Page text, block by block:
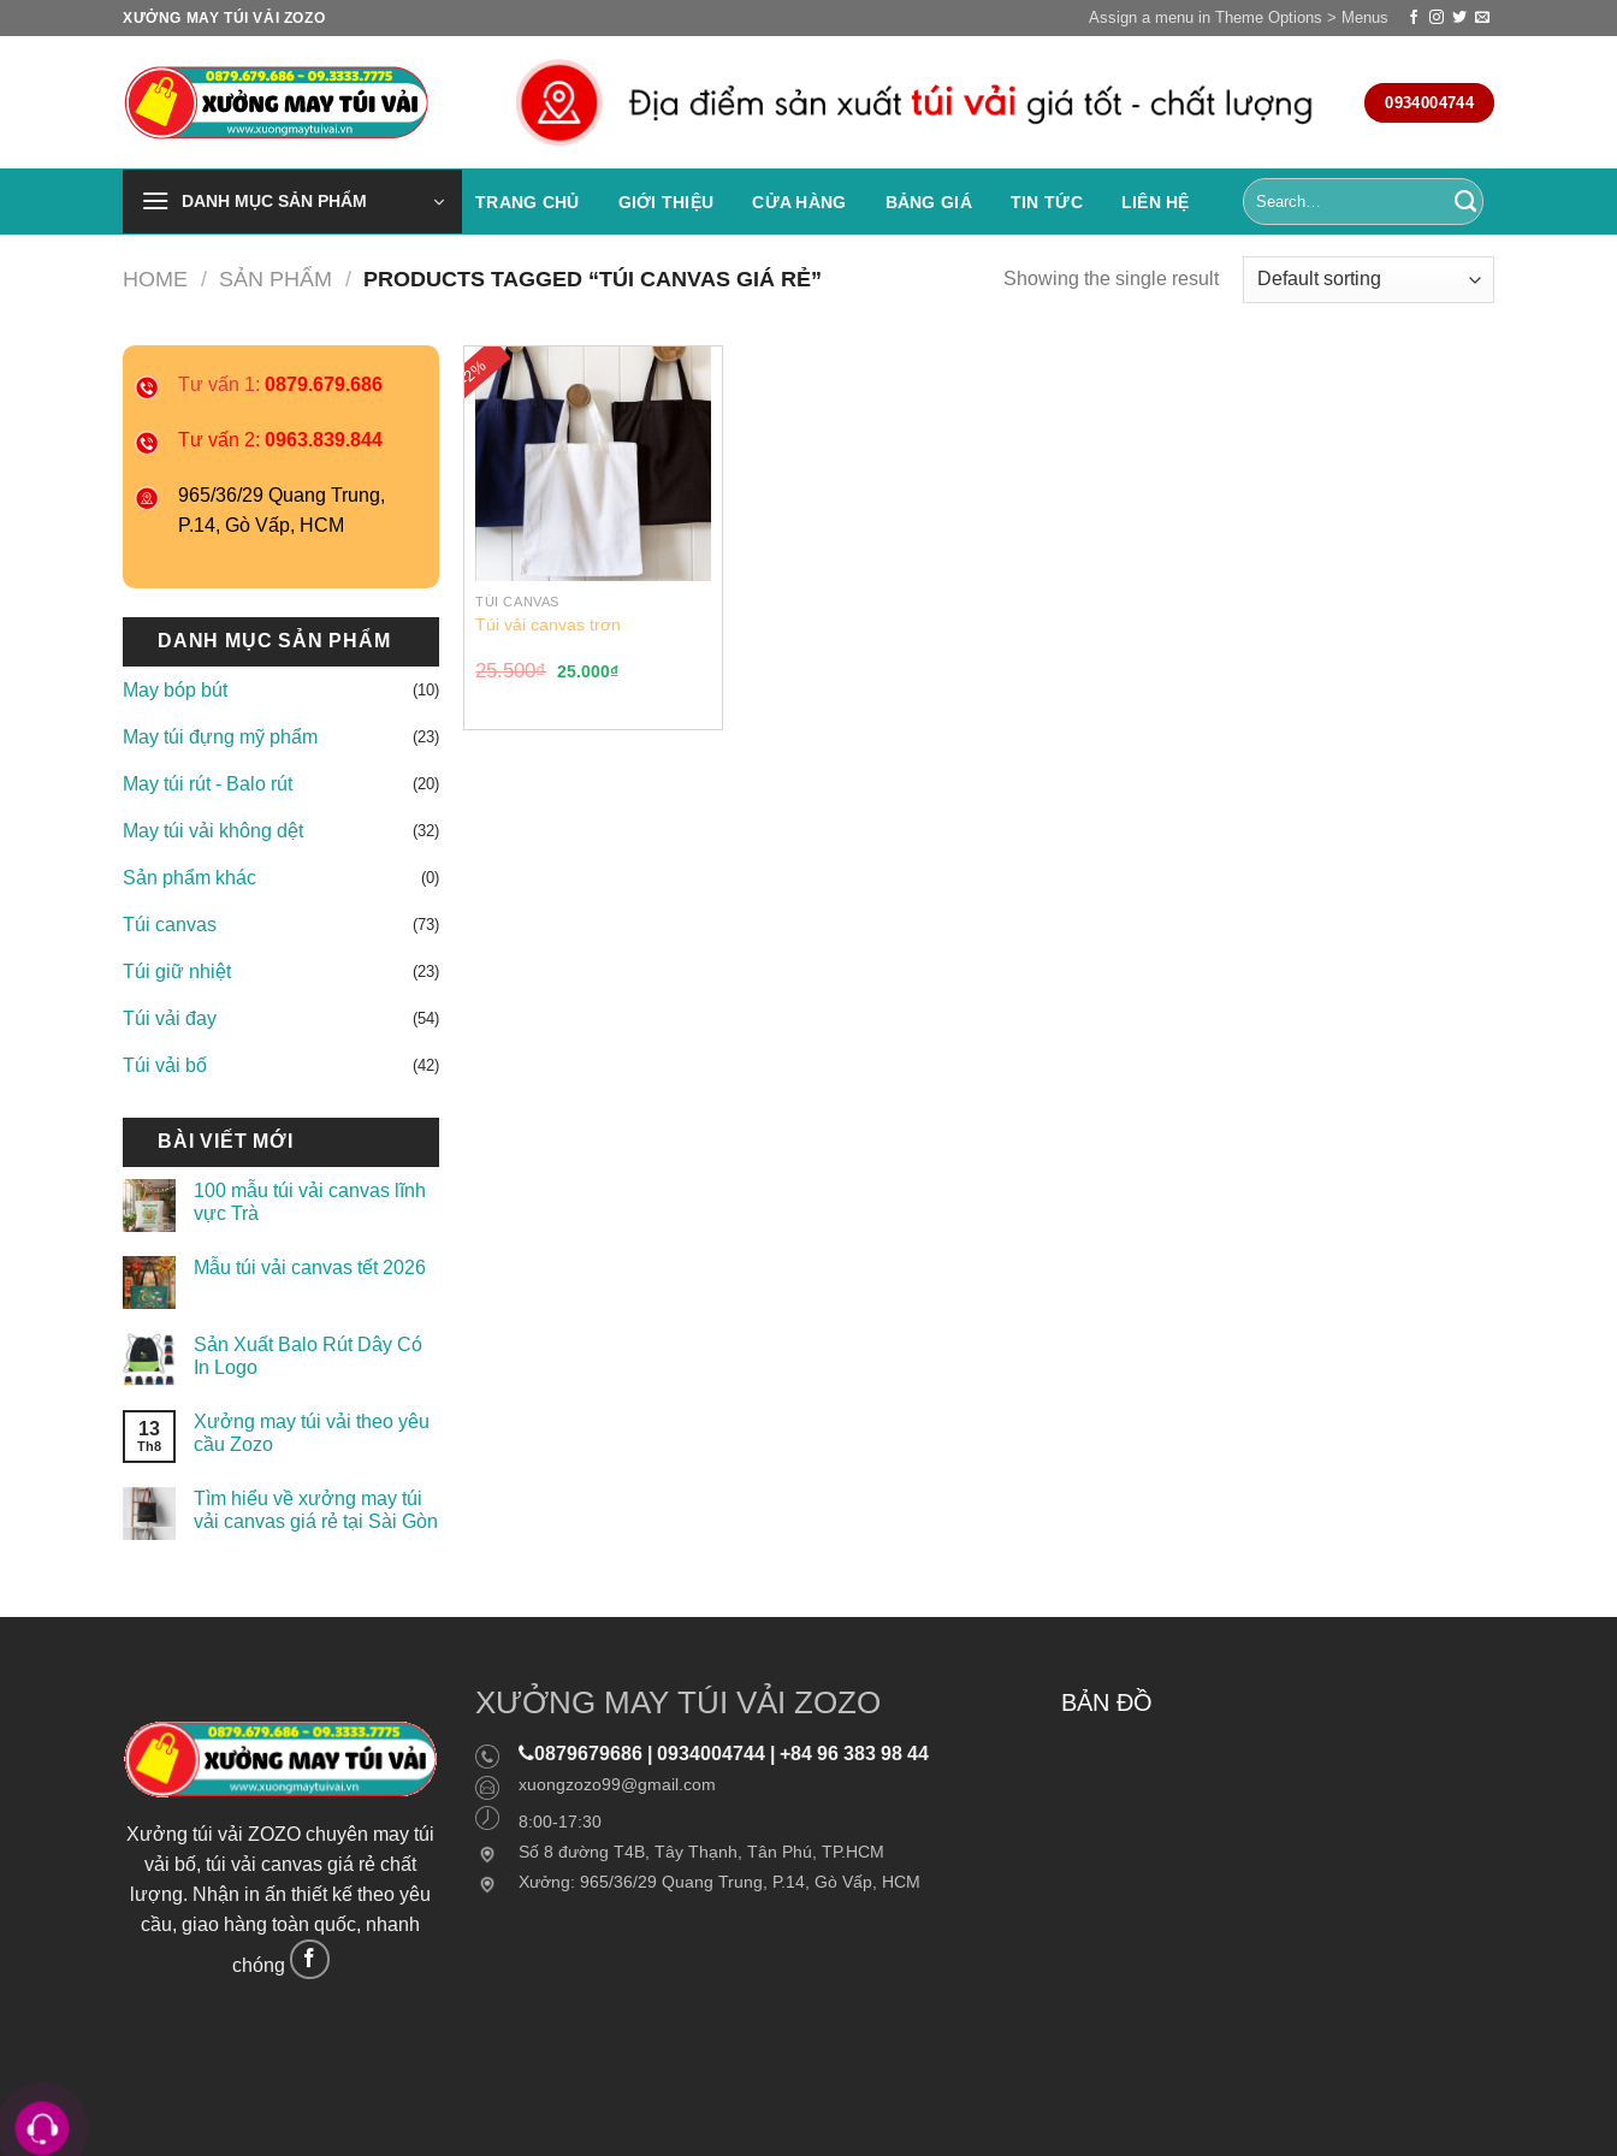
XƯỞNG MAY TÚI VẢI ZOZO Assign a menu in Theme Options > Menus
0934004744
DANH MỤC SẢN PHẨM TRANG CHỦ GIỚI THIỆU CỬA HÀNG BẢNG GIÁ TIN TỨC LIÊN HỆ
HOME / SẢN PHẨM / PRODUCTS TAGGED “TÚI CANVAS GIÁ RẺ” Showing the single result
Tư vấn 1: 0879.679.686
Tư vấn 2: 0963.839.844
965/36/29 Quang Trung,
P.14, Gò Vấp, HCM
DANH MỤC SẢN PHẨM
May bóp bút (10)
May túi đựng mỹ phẩm (23)
May túi rút - Balo rút (20)
May túi vải không dệt (32)
Sản phẩm khác (0)
Túi canvas (73)
Túi giữ nhiệt (23)
Túi vải đay (54)
Túi vải bố (42)
BÀI VIẾT MỚI
100 mẫu túi vải canvas lĩnh
vực Trà
Mẫu túi vải canvas tết 2026
Sản Xuất Balo Rút Dây Có
In Logo
13
Th8
Xưởng may túi vải theo yêu
cầu Zozo
Tìm hiểu về xưởng may túi
vải canvas giá rẻ tại Sài Gòn
-2%
TÚI CANVAS
Túi vải canvas trơn
25.500₫ 25.000₫
Xưởng túi vải ZOZO chuyên may túi
vải bố, túi vải canvas giá rẻ chất
lượng. Nhận in ấn thiết kế theo yêu
cầu, giao hàng toàn quốc, nhanh
chóng
XƯỞNG MAY TÚI VẢI ZOZO
0879679686 | 0934004744 | +84 96 383 98 44
xuongzozo99@gmail.com
8:00-17:30
Số 8 đường T4B, Tây Thạnh, Tân Phú, TP.HCM
Xưởng: 965/36/29 Quang Trung, P.14, Gò Vấp, HCM
BẢN ĐỒ